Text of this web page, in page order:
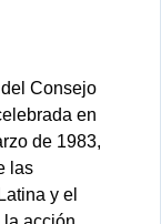
Consejo
en
de 1983,
las
y el